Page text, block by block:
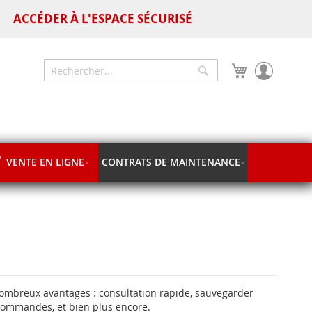
ACCÉDER À L'ESPACE SÉCURISÉ
Mon panier
Chercher
VENTE EN LIGNE CONTRATS DE MAINTENANCE
avantages : consultation rapide, sauvegarder
et bien plus encore.